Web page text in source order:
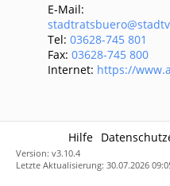
E-Mail:
Tel: 03628-745 801
Fax: 03628-745 800
Internet: https://
Hilfe
Version: v3.10.4
Letzte Aktualisierung: 30.07.2026